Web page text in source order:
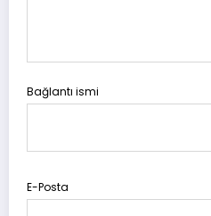
Bağlantı ismi
E-Posta